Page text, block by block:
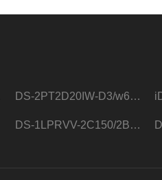
DS-2PT2D20IW-D3/w64路高清硬盘录像机
DS-1LPRVV-2C150/2B监控室外夜视高清电源线护套线200米/卷